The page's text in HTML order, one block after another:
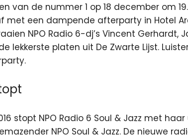
van de nummer 1 op 18 december om
met een dampende afterparty in Hotel
NPO Radio 6-dj’s Vincent Gerhardt,
lekkerste platen uit De Zwarte Lijst.
stopt NPO Radio 6 Soul & Jazz met
NPO Soul & Jazz. De nieuwe